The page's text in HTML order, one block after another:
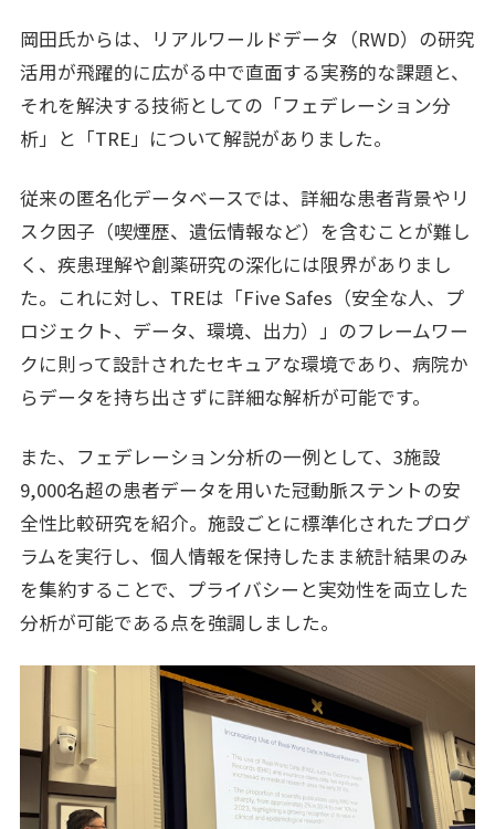
岡田氏からは、リアルワールドデータ（RWD）の研究
活用が飛躍的に広がる中で直面する実務的な課題と、
それを解決する技術としての「フェデレーション分
析」と「TRE」について解説がありました。
従来の匿名化データベースでは、詳細な患者背景やリ
スク因子（喫煙歴、遺伝情報など）を含むことが難し
く、疾患理解や創薬研究の深化には限界がありまし
た。これに対し、TREは「Five Safes（安全な人、プ
ロジェクト、データ、環境、出力）」のフレームワー
クに則って設計されたセキュアな環境であり、病院か
らデータを持ち出さずに詳細な解析が可能です。
また、フェデレーション分析の一例として、3施設
9,000名超の患者データを用いた冠動脈ステントの安
全性比較研究を紹介。施設ごとに標準化されたプログ
ラムを実行し、個人情報を保持したまま統計結果のみ
を集約することで、プライバシーと実効性を両立した
分析が可能である点を強調しました。